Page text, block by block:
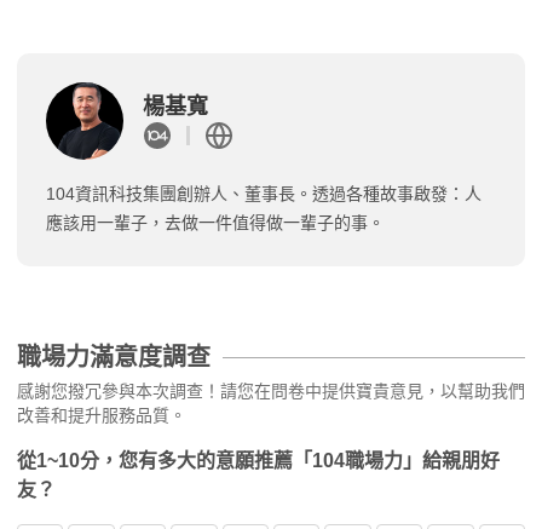
楊基寬
104資訊科技集團創辦人、董事長。透過各種故事啟發：人
應該用一輩子，去做一件值得做一輩子的事。
職場力滿意度調查
感謝您撥冗參與本次調查！請您在問卷中提供寶貴意見，以幫助我們
改善和提升服務品質。
從1~10分，您有多大的意願推薦「104職場力」給親朋好
友？